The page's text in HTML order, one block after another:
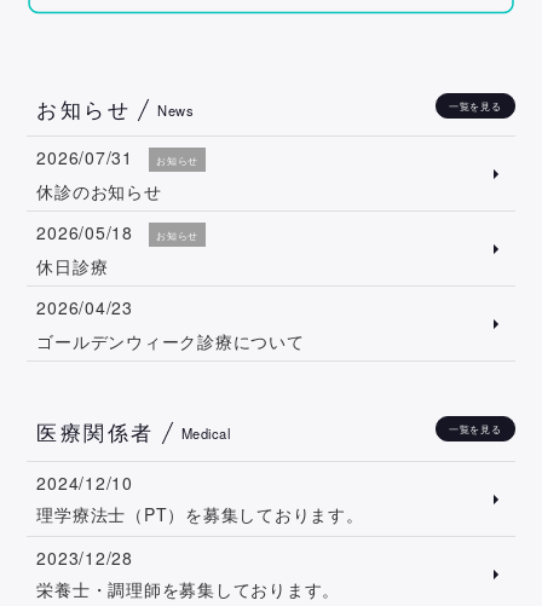
お知らせ News 一覧を見る
2026/07/31 お知らせ
休診のお知らせ
2026/05/18
お知らせ
休日診療
2026/04/23
ゴールデンウィーク診療について
医療関係者 Medical 一覧を見る
2024/12/10
理学療法士（PT）を募集しております。
2023/12/28
栄養士・調理師を募集しております。